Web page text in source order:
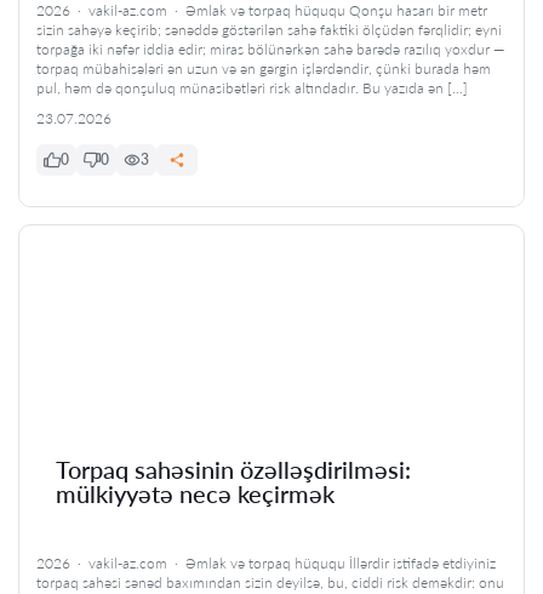
2026 · vakil-az.com · Əmlak və torpaq hüququ Qonşu hasarı bir metr
sizin sahəyə keçirib; sənəddə göstərilən sahə faktiki ölçüdən fərqlidir; eyni
torpağa iki nəfər iddia edir; miras bölünərkən sahə barədə razılıq yoxdur —
torpaq mübahisələri ən uzun və ən gərgin işlərdəndir, çünki burada həm
pul, həm də qonşuluq münasibətləri risk altındadır. Bu yazıda ən […]
23.07.2026
0 0 3
Torpaq sahəsinin özəlləşdirilməsi:
mülkiyyətə necə keçirmək
2026 · vakil-az.com · Əmlak və torpaq hüququ İllərdir istifadə etdiyiniz
torpaq sahəsi sənəd baxımından sizin deyilsə, bu, ciddi risk deməkdir: onu